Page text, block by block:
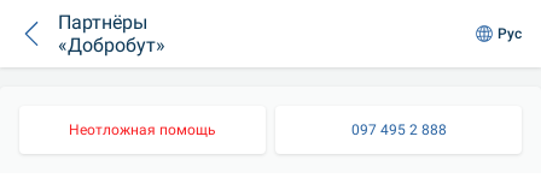
Партнёры
«Добробут»
Рус
Неотложная помощь 097 495 2 888